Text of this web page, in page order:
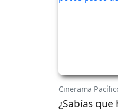
Cinerama
¿Sabías que